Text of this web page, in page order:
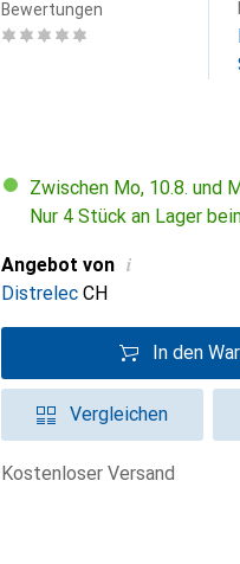
Bewertungen
Zwischen Mo, 10.8. und
Nur 4 Stück an Lager
Angebot von i
Distrelec CH
In den
Vergleichen
kostenloser Versand